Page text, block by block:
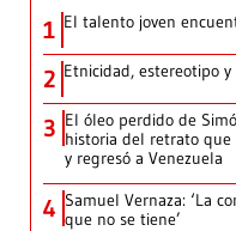
1 El talento joven
2 Etnicidad, estereotipo
3 El óleo perdido de
historia del retrato que
y regresó a Venezuela
4 Samuel Vernaza: ‘La
que no se tiene’